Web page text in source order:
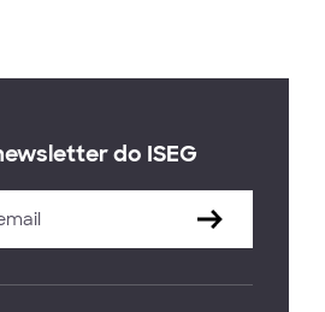
do ISEG